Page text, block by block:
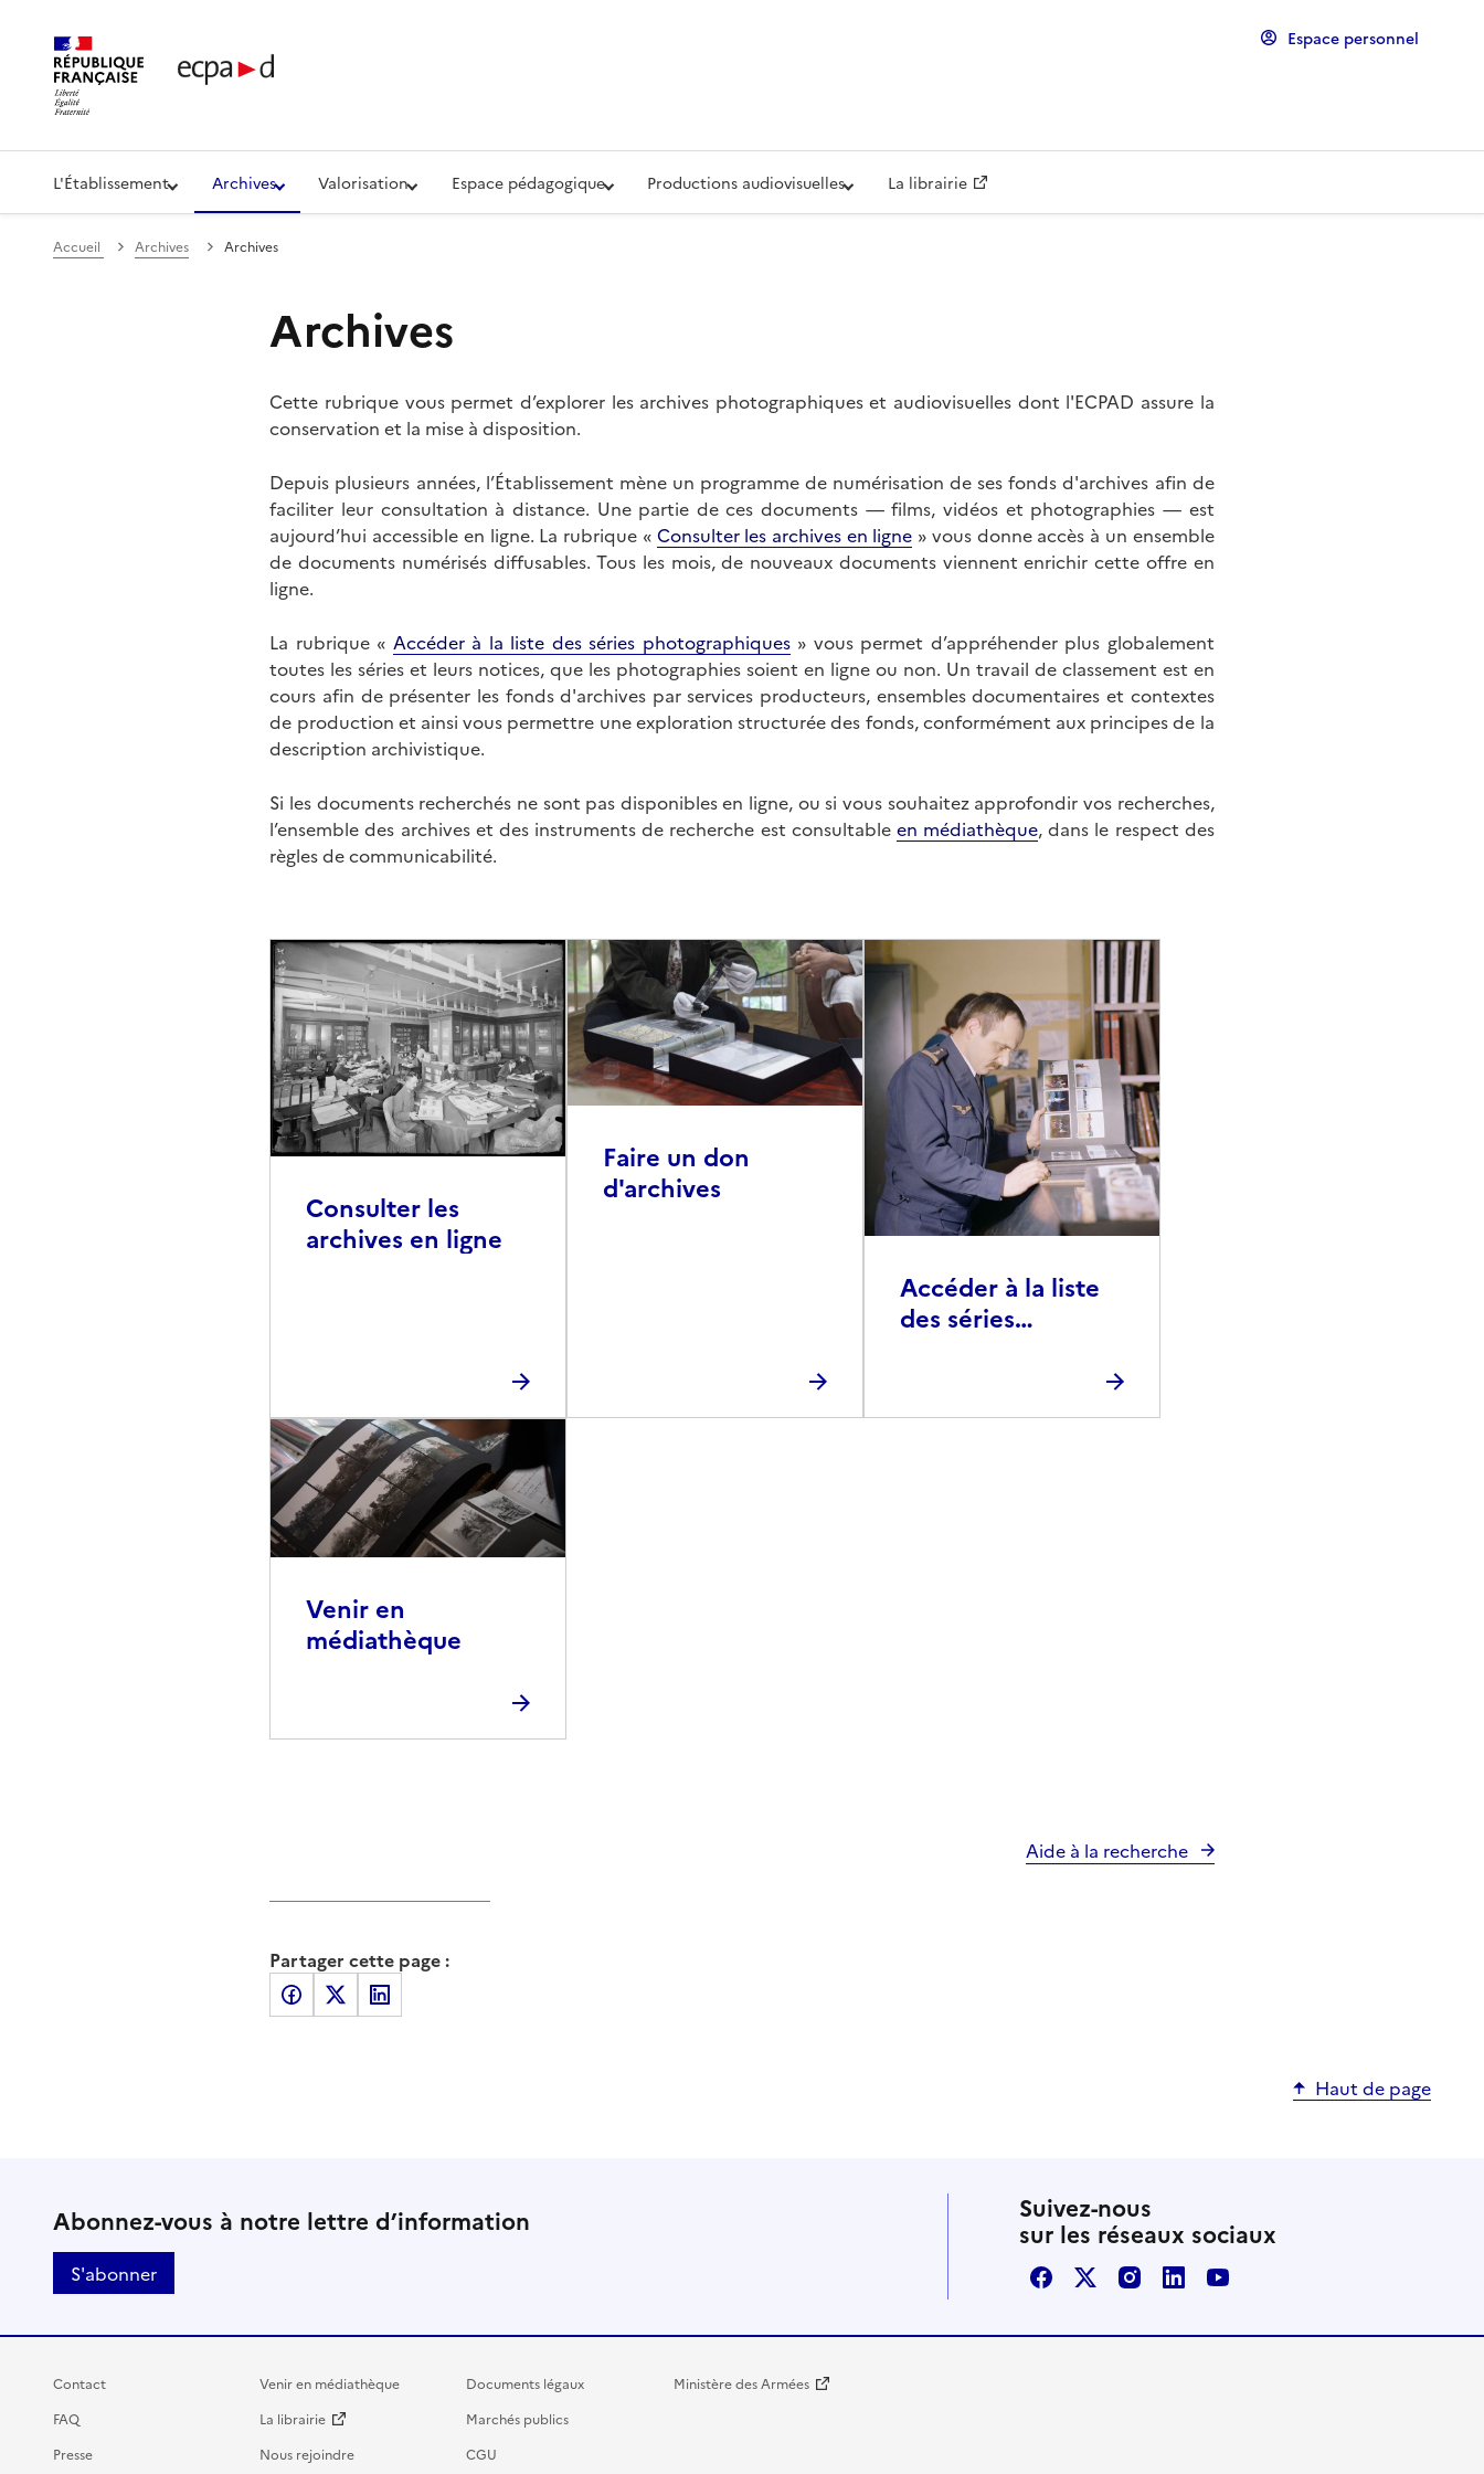
Établissement de communication et de production audiovisuelle de la Défense (ECPAD) Espace personnel
L'Établissement Archives Valorisation Espace pédagogique Productions audiovisuelles La librairie
Accueil Archives Archives
Archives
Cette rubrique vous permet d’explorer les archives photographiques et audiovisuelles dont l'ECPAD assure la
conservation et la mise à disposition.
Depuis plusieurs années, l’Établissement mène un programme de numérisation de ses fonds d'archives afin de
faciliter leur consultation à distance. Une partie de ces documents — films, vidéos et photographies — est
aujourd’hui accessible en ligne. La rubrique « Consulter les archives en ligne » vous donne accès à un ensemble
de documents numérisés diffusables. Tous les mois, de nouveaux documents viennent enrichir cette offre en
ligne.
La rubrique « Accéder à la liste des séries photographiques» vous permet d’appréhender plus globalement
toutes les séries et leurs notices, que les photographies soient en ligne ou non. Un travail de classement est en
cours afin de présenter les fonds d'archives par services producteurs, ensembles documentaires et contextes
de production et ainsi vous permettre une exploration structurée des fonds, conformément aux principes de la
description archivistique.
Si les documents recherchés ne sont pas disponibles en ligne, ou si vous souhaitez approfondir vos recherches,
l’ensemble des archives et des instruments de recherche est consultable en médiathèque, dans le respect des
règles de communicabilité.
Consulter les
archives en ligne
Faire un don
d'archives
Accéder à la liste
des séries
Venir en
médiathèque
Aide à la recherche
Partager cette page :
Partager sur Facebook
Partager sur XPartager sur LinkedIn
Haut de page
Abonnez-vous à notre lettre d’information
S'abonner
Suivez-nous
sur les réseaux sociaux
FacebookX / TwitterInstagram
LinkedInYoutube
Contact
FAQ
Presse
Venir en médiathèque
La librairie
Nous rejoindre
Documents légaux
Marchés publics
CGU
Ministère des Armées